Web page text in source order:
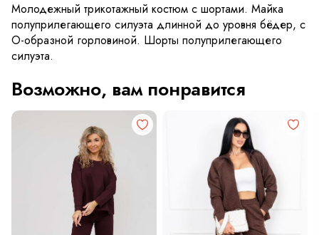
Молодежный трикотажный костюм с шортами. Майка
полуприлегающего силуэта длинной до уровня бёдер, с
О-образной горловиной. Шорты полуприлегающего
силуэта.
Возможно, вам понравится